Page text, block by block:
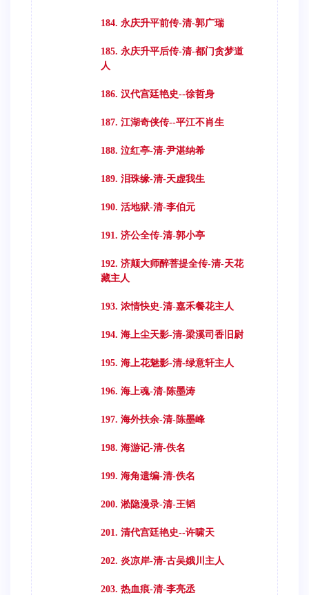
184. 永庆升平前传-清-郭广瑞
185. 永庆升平后传-清-都门贪梦道
人
186. 汉代宫廷艳史--徐哲身
187. 江湖奇侠传--平江不肖生
188. 泣红亭-清-尹湛纳希
189. 泪珠缘-清-天虚我生
190. 活地狱-清-李伯元
191. 济公全传-清-郭小亭
192. 济颠大师醉菩提全传-清-天花
藏主人
193. 浓情快史-清-嘉禾餐花主人
194. 海上尘天影-清-梁溪司香旧尉
195. 海上花魅影-清-绿意轩主人
196. 海上魂-清-陈墨涛
197. 海外扶余-清-陈墨峰
198. 海游记-清-佚名
199. 海角遗编-清-佚名
200. 淞隐漫录-清-王韬
201. 清代宫廷艳史--许啸天
202. 炎凉岸-清-古吴娥川主人
203. 热血痕-清-李亮丞